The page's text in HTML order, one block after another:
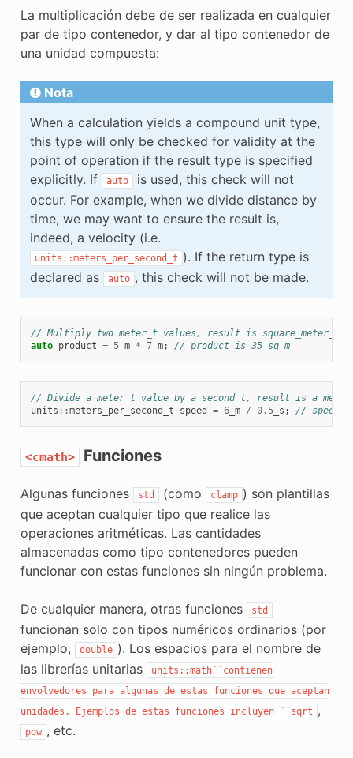
La multiplicación debe de ser realizada en cualquier
par de tipo contenedor, y dar al tipo contenedor de
una unidad compuesta:
Nota
When a calculation yields a compound unit type,
this type will only be checked for validity at the
point of operation if the result type is specified
explicitly. If
auto
is used, this check will not
occur. For example, when we divide distance by
time, we may want to ensure the result is,
indeed, a velocity (i.e.
units::meters_per_second_t ). If the return type is
declared as
auto , this check will not be made.
// Multiply two meter_t values, result is square_meter_t
auto product = 5_m * 7_m; // product is 35_sq_m
// Divide a meter_t value by a second_t, result is a
units ::meters_per_second_t speed = 6_m / 0.5_s ; // speed is
<cmath> Funciones
Algunas funciones std (como clamp ) son plantillas
que aceptan cualquier tipo que realice las
operaciones aritméticas. Las cantidades
almacenadas como tipo contenedores pueden
funcionar con estas funciones sin ningún problema.
De cualquier manera, otras funciones std
funcionan solo con tipos numéricos ordinarios (por
ejemplo,
double ). Los espacios para el nombre de
las librerías unitarias
units::math``contienen
envolvedores
para algunas de estas funciones que aceptan
unidades.
Ejemplos de estas funciones incluyen ``sqrt ,
pow , etc.